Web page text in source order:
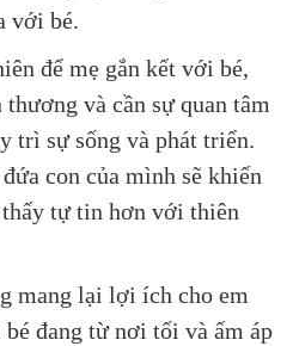
với bé.
để mẹ gắn kết với bé,
và cần sự quan tâm
trì sự sống và phát triển.
con của mình sẽ khiến
thấy tự tin hơn với thiên
mang lại lợi ích cho em
bé đang từ nơi tối và ấm áp